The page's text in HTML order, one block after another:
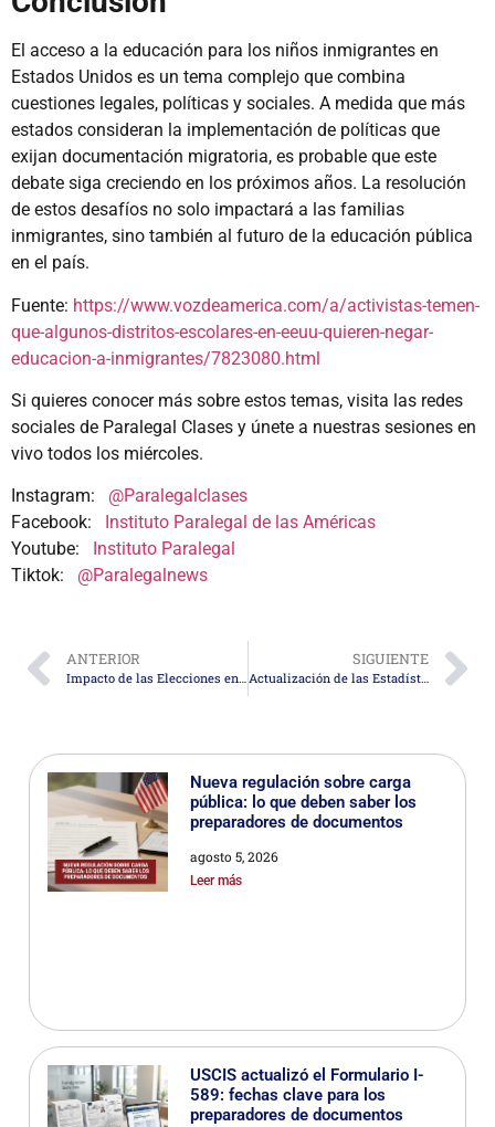
El acceso a la educación para los niños inmigrantes en
Estados Unidos es un tema complejo que combina
cuestiones legales, políticas y sociales. A medida que más
estados consideran la implementación de políticas que
exijan documentación migratoria, es probable que este
debate siga creciendo en los próximos años. La resolución
de estos desafíos no solo impactará a las familias
inmigrantes, sino también al futuro de la educación pública
en el país.
Fuente: https://www.vozdeamerica.com/a/activistas-temen-
que-algunos-distritos-escolares-en-eeuu-quieren-negar-
educacion-a-inmigrantes/7823080.html
Si quieres conocer más sobre estos temas, visita las redes
sociales de Paralegal Clases y únete a nuestras sesiones en
vivo todos los miércoles.
Instagram: @Paralegalclases
Facebook:
Instituto Paralegal de las Américas
Youtube:
Instituto Paralegal
Tiktok: @Paralegalnews
ANTERIOR
Impacto de las Elecciones en EE. UU. en el Comercio y Aranceles de América Latina
SIGUIENTE
Actualización de las Estadísticas de la CBP para el Año Fiscal 2024
Nueva regulación sobre carga
pública: lo que deben saber los
preparadores de documentos
agosto 5, 2026
Leer más
USCIS actualizó el Formulario I-
589: fechas clave para los
preparadores de documentos